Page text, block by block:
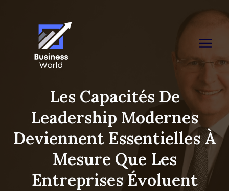
Les Capacités De
Leadership Modernes
Deviennent Essentielles À
Mesure Que Les
Entreprises Évoluent